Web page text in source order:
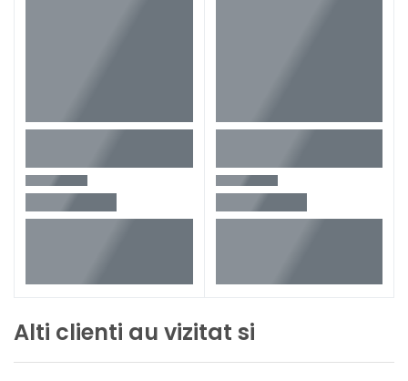
Alti clienti au vizitat si